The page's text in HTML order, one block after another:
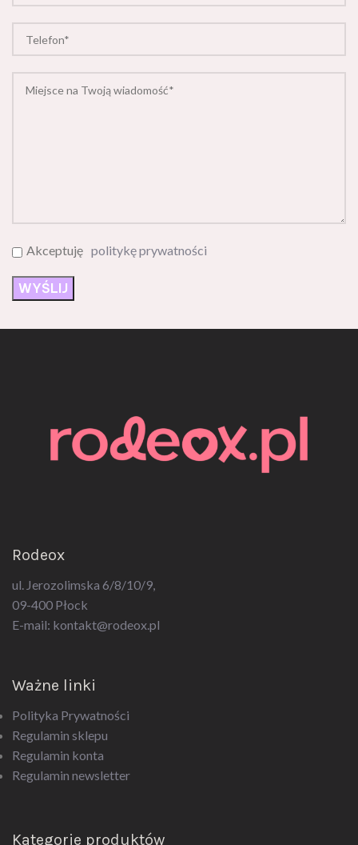
Akceptuję politykę prywatności
Rodeox
ul. Jerozolimska 6/8/10/9,
09-400 Płock
E-mail: kontakt@rodeox.pl
Ważne linki
Polityka Prywatności
Regulamin sklepu
Regulamin konta
Regulamin newsletter
Kategorie produktów